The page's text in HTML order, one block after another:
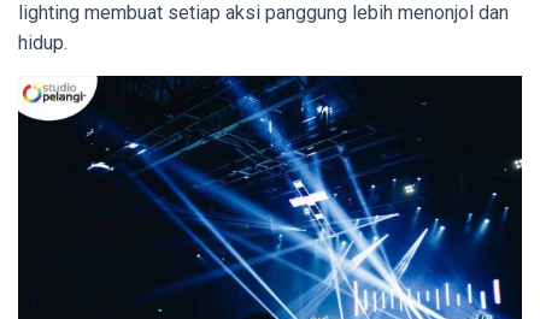
lighting membuat setiap aksi panggung lebih menonjol dan
hidup.